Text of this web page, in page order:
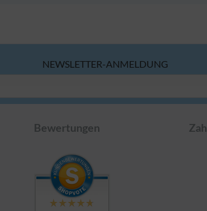
NEWSLETTER-ANMELDUNG
Bewertungen